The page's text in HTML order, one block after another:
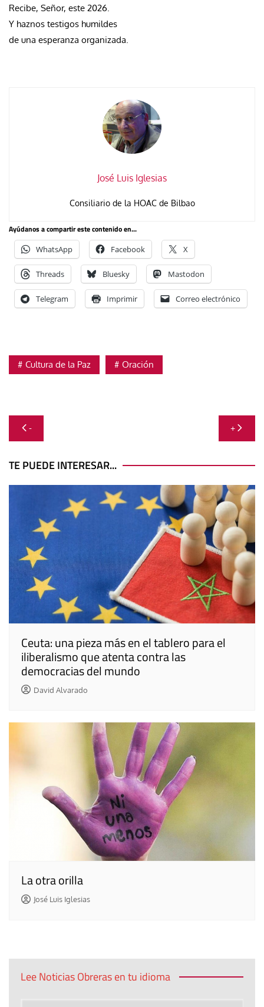
Recibe, Señor, este 2026.
Y haznos testigos humildes
de una esperanza organizada.
José Luis Iglesias
Consiliario de la HOAC de Bilbao
Ayúdanos a compartir este contenido en...
WhatsApp Facebook X
Threads Bluesky Mastodon
Telegram Imprimir Correo electrónico
Cultura de la Paz Oración
Navegación
de
entradas
- +
TE PUEDE INTERESAR...
Ceuta: una pieza más en el tablero para el
iliberalismo que atenta contra las
democracias del mundo
David Alvarado
La otra orilla
José Luis Iglesias
Lee Noticias Obreras en tu idioma